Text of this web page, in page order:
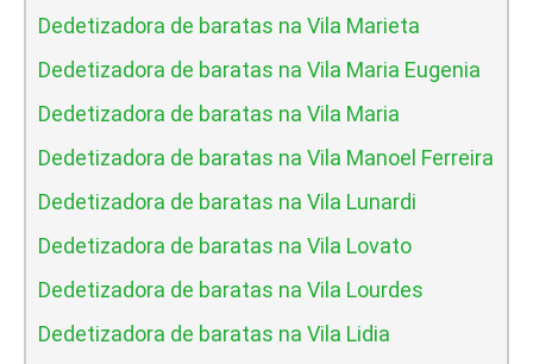
Dedetizadora de baratas na Vila Marieta
Dedetizadora de baratas na Vila Maria Eugenia
Dedetizadora de baratas na Vila Maria
Dedetizadora de baratas na Vila Manoel Ferreira
Dedetizadora de baratas na Vila Lunardi
Dedetizadora de baratas na Vila Lovato
Dedetizadora de baratas na Vila Lourdes
Dedetizadora de baratas na Vila Lidia